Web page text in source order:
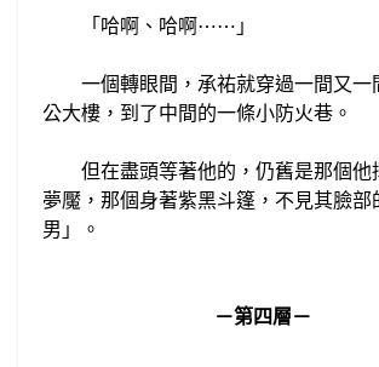
「哈啊、哈啊⋯⋯ 」
一個轉眼間，承祐就穿過一間又一
公大樓，到了中間的一條小防火巷。
但在盡頭等著他的， 仍舊是那個他
夢魘， 那個身著紫黑斗篷，不見其臉部
男」。
－第四層－